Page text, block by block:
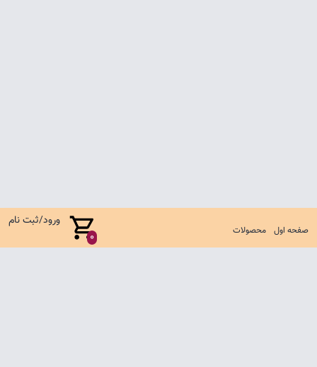
صفحه اول محصولات 0
ورود/ثبت نام